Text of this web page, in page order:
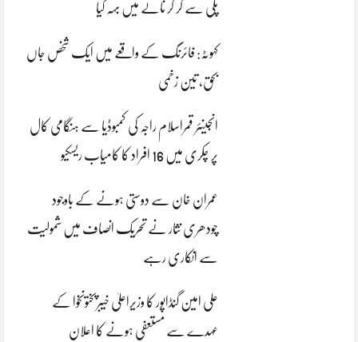
پلی سے گر کر نالے میں بہہ گیا
کہوٹہ: فائرنگ کے واقعے میں ایک شخص جاں
بحق، تین زخمی
انجینئر قمراسلام راجہ کی کمبوڈیا سے ہنگامی کال
پر چکری میں 16 افراد کا کامیاب ریسکیو
عمران خان سے دوستی ہونے کے باوجود
چودھری نثار نے تحریک انصاف میں شمولیت
سے انکاری رہے
علی امین گنڈاپور کا وزیراعلیٰ خیبرپختونخوا کے
عہدے سے مستعفی ہونے کا اعلان